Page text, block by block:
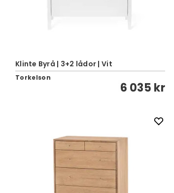
Klinte Byrå | 3+2 lådor | Vit
Torkelson
6 035 kr